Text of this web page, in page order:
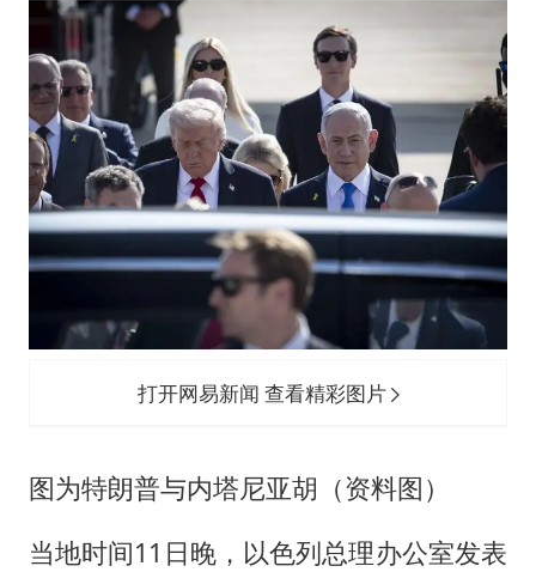
打开网易新闻 查看精彩图片
图为特朗普与内塔尼亚胡（资料图）
当地时间11日晚，以色列总理办公室发表